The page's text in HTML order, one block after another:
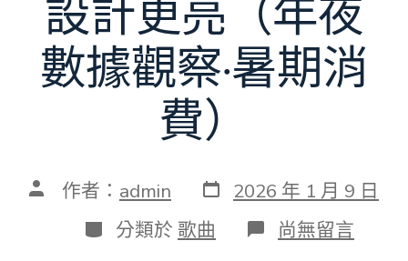
設計更亮（年夜
數據觀察·暑期消
費）
文 作者： admin 發
表
日
期
2026 年 1 月 9 日
分
類
分類於 歌曲 在
〈夜
尚無留言